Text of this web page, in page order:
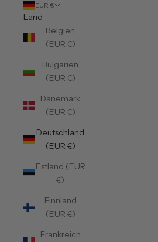
EUR €
Land
Belgien
(EUR €)
Bulgarien
(EUR €)
Dänemark
(EUR €)
Deutschland
(EUR €)
Estland (EUR
€)
Finnland
(EUR €)
Frankreich